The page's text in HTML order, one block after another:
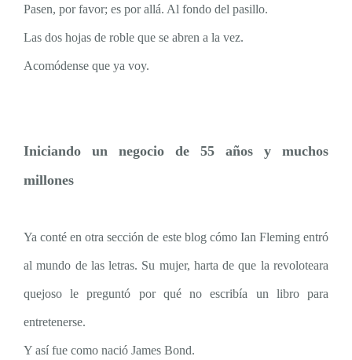
Pasen, por favor; es por allá. Al fondo del pasillo.
Las dos hojas de roble que se abren a la vez.
Acomódense que ya voy.
Iniciando un negocio de 55 años y muchos
millones
Ya conté en otra sección de este blog cómo Ian Fleming entró
al mundo de las letras. Su mujer, harta de que la revoloteara
quejoso le preguntó por qué no escribía un libro para
entretenerse.
Y así fue como nació James Bond.